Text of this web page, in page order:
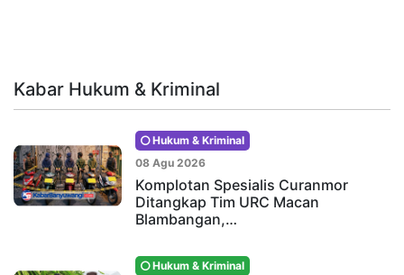
Kabar Hukum & Kriminal
Hukum & Kriminal
08 Agu 2026
Komplotan Spesialis Curanmor
Ditangkap Tim URC Macan
Blambangan,…
Hukum & Kriminal